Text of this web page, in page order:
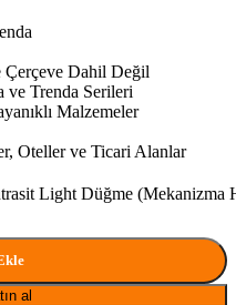
Çerçeve Dahil Değil
ve Trenda Serileri
Malzemeler
Oteller ve Ticari Alanlar
Light Düğme (Mekanizma
al